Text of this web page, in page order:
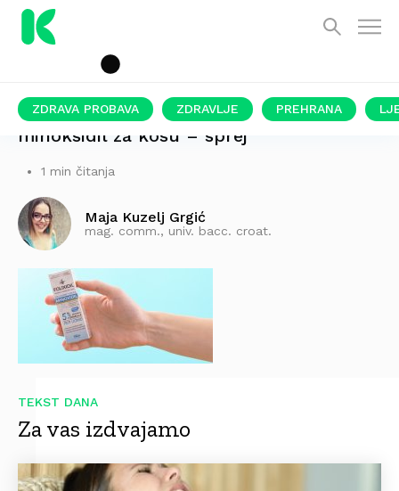
ZDRAVA PROBAVA ZDRAVLJE PREHRANA
minoksidil za kosu – sprej
1 min čitanja
Maja Kuzelj Grgić
mag. comm., univ. bacc. croat.
TEKST DANA
Za vas izdvajamo